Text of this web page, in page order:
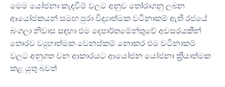
මෙම යෝජනා කැඳවීම් වලට අනුව තෝරාගනු ලබන
ආයෝජකයන් සමඟ පුරා විද්‍යාත්මක වටිනාකම් ඇති රජයේ
බංගලා නිවාස සඳහා එම දෙපාර්තමේන්තුවේ අවසරයකින්
තොරව ව්‍යුහාත්මක වෙනස්කම් නොකර එම වටිනාකම්
වලට අනුගත වන ආකාරයට ආයෝජන යෝජනා ක්‍රියාත්මක
කළ යුතු බවත්